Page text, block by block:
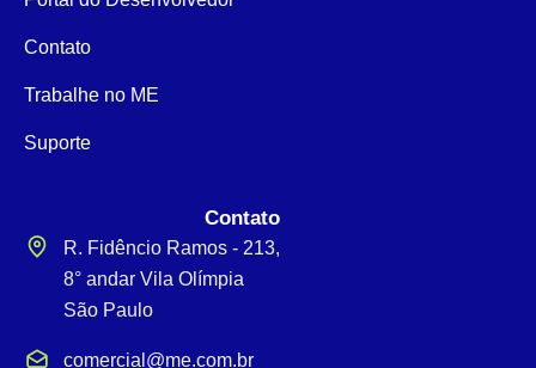
Contato
Trabalhe no ME
Suporte
Contato
R. Fidêncio Ramos - 213,
8° andar Vila Olímpia
São Paulo
comercial@me.com.br